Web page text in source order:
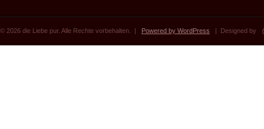
© 2026 die Liebe pur. Alle Rechte vorbehalten. | Powered by WordPress | Designed by